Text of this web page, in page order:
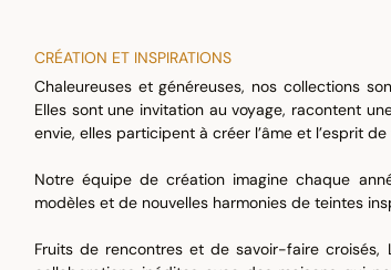
CRÉATION ET INSPIRATIONS
Chaleureuses et généreuses, nos collections
Elles sont une invitation au voyage, racontent
envie, elles participent à créer l’âme et l’esprit
Notre équipe de création imagine chaque
modèles et de nouvelles harmonies de teintes
Fruits de rencontres et de savoir-faire croisés,